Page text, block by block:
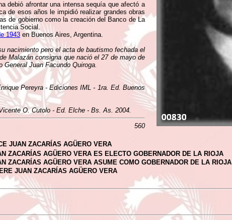
debió afrontar una intensa sequía que afectó a
de esos años le impidió realizar grandes obras
de gobierno como la creación del Banco de La
Social.
1943 en Buenos Aires, Argentina.
nacimiento pero el acta de bautismo fechada el
Malazán consigna que nació el 27 de mayo de
General Juan Facundo Quiroga.
Pereyra - Ediciones IML - 1ra. Ed. Buenos
O. Cutolo - Ed. Elche - Bs. As. 2004.
560
JUAN ZACARÍAS AGÜERO VERA
ZACARÍAS AGÜERO VERA ES ELECTO GOBERNADOR DE LA RIOJA
ZACARÍAS AGÜERO VERA ASUME COMO GOBERNADOR DE LA RIOJA
JUAN ZACARÍAS AGÜERO VERA